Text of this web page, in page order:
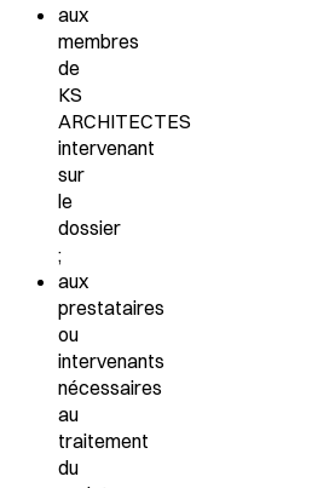
aux
membres
de
KS
ARCHITECTES
intervenant
sur
le
dossier
;
aux
prestataires
ou
intervenants
nécessaires
au
traitement
du